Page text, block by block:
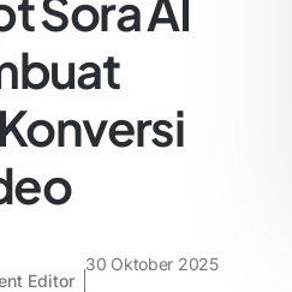
Editor
30 Oktober 2025